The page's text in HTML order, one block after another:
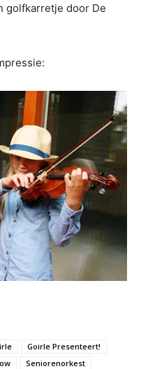
golfkarretje door De
Goirle Presenteert!
Seniorenorkest